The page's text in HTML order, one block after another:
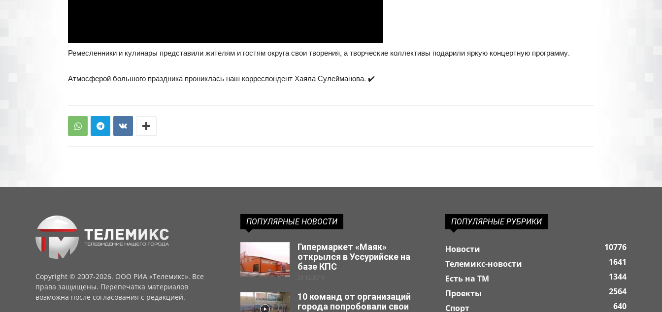
Ремесленники и кулинары представили жителям и гостям округа свои творения, а творческие коллективы подарили яркую концертную программу.
Атмосферой большого праздника прониклась наш корреспондент Хаяла Сулейманова. ✔️
Copyright © 2007-2026. ООО РИА «Телемикс». Все
права защищены. Перепечатка материалов
возможна после согласования с редакцией.
ПОПУЛЯРНЫЕ НОВОСТИ
Гипермаркет «Маяк»
открылся в Уссурийске на
базе КПС
23.12.2019
10 команд от организаций
города попробовали свои
ПОПУЛЯРНЫЕ РУБРИКИ
Новости
10776
Телемикс-новости
1641
Есть на ТМ
1344
Проекты
2564
Спорт
640